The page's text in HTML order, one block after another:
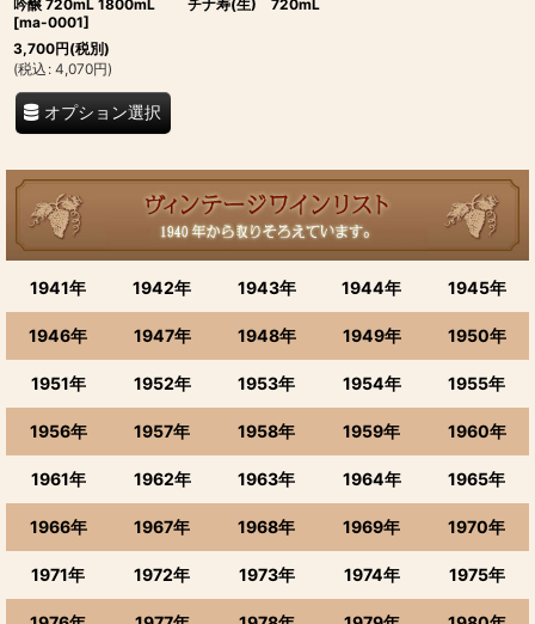
吟醸 720mL 1800mL
[ma-0001]
3,700円(税別)
(税込 : 4,070円)
オプション選択
チナ寿(生) 720mL
1941年 1942年 1943年 1944年 1945年
1946年 1947年 1948年 1949年 1950年
1951年 1952年 1953年 1954年 1955年
1956年 1957年 1958年 1959年 1960年
1961年 1962年 1963年 1964年 1965年
1966年 1967年 1968年 1969年 1970年
1971年 1972年 1973年 1974年 1975年